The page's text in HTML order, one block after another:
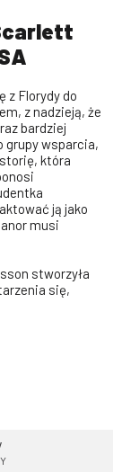
z Florydy do
z nadzieją, że
bardziej
grupy wsparcia,
która
ją jako
musi
stworzyła
się,